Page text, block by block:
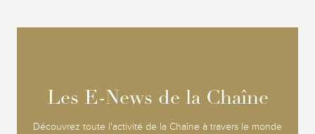
Les E-News de la Chaîne
Découvrez toute l'activité de la Chaîne à travers le monde
Les E-News de la Chaîne